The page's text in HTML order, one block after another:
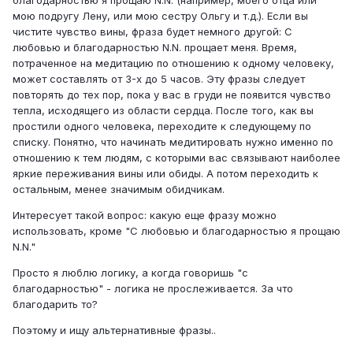
мою подругу Лену, или мою сестру Ольгу и т.д.). Если вы
чистите чувство вины, фраза будет немного другой: С
любовью и благодарностью N.N. прощает меня. Время,
потраченное на медитацию по отношению к одному человеку,
может составлять от 3-х до 5 часов. Эту фразы следует
повторять до тех пор, пока у вас в груди не появится чувство
тепла, исходящего из области сердца. После того, как вы
простили одного человека, переходите к следующему по
списку. Понятно, что начинать медитировать нужно именно по
отношению к тем людям, с которыми вас связывают наиболее
яркие переживания вины или обиды. А потом переходить к
остальным, менее значимым обидчикам.
Интересует такой вопрос: какую еще фразу можно
использовать, кроме "С любовью и благодарностью я прощаю
N.N."
Просто я люблю логику, а когда говоришь "с
благодарностью" - логика не прослеживается. За что
благодарить то?
Поэтому и ищу альтернативные фразы..